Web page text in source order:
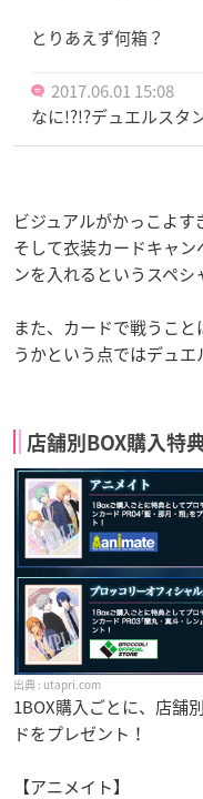
とりあえず何箱？
2017.06.01 15:08
なに!?!?デュエルスタ
ビジュアルがかっこよす
そして衣装カードキャ
ンを入れるというスペシ
また、カードで戦うこ
うかという点ではデュエ
店舗別BOX購入特
utapri.com
1BOX購入ごとに、店舗
ドをプレゼント！
【アニメイト】